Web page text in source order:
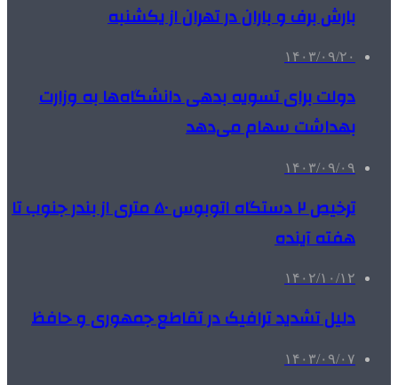
بارش برف و باران در تهران از یکشنبه
۱۴۰۳/۰۹/۲۰
دولت برای تسویه بدهی دانشگاه‌ها به وزارت
بهداشت سهام می‌دهد
۱۴۰۳/۰۹/۰۹
ترخیص ۲ دستگاه اتوبوس ۵۰ متری از بندر جنوب تا
هفته آینده
۱۴۰۲/۱۰/۱۲
دلیل تشدید ترافیک در تقاطع جمهوری و حافظ
۱۴۰۳/۰۹/۰۷